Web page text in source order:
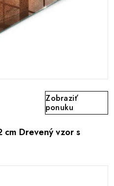
Zobraziť
ponuku
cm Drevený vzor s